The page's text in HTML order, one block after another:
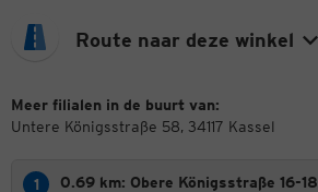
Route naar deze winkel
Meer filialen in de buurt van:
Untere Königsstraße 58, 34117 Kassel
0.69 km: Obere Königsstraße 16-18